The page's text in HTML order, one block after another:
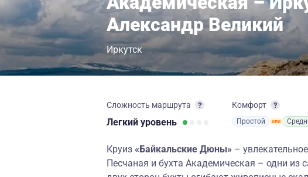
Александр Великий
Иркутск
Сложность маршрута
Легкий уровень
Комфорт
Простой
Круиз «Байкальские Дюны» –
Песчаная и бухта Академическая – одни из